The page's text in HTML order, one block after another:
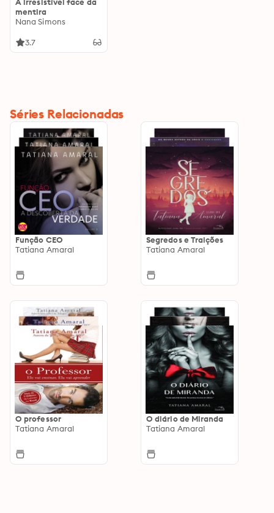
mentira
Nana Simons
3.7
Séries Relacionadas
Função CEO
Tatiana Amaral
Segredos e Traições
Tatiana Amaral
O professor
Tatiana Amaral
O diário de Miranda
Tatiana Amaral